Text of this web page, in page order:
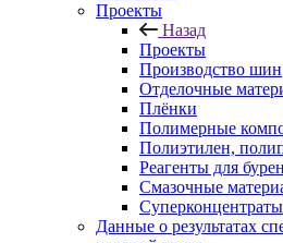
Проекты
Назад
Проекты
Производство шин
Отделочные
Плёнки
Полимерные
Полиэтилен,
Реагенты для
Смазочные
Суперконцентраты
Данные о результатах